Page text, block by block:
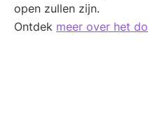
open zullen zijn.
Ontdek meer over het